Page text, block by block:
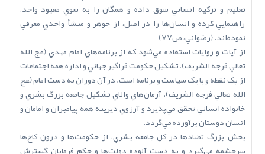
تعليم و تزکيه انساني سوق داده و همگان را به سوي معبود واحد،
راهنمايي کرده و انسان‌ها را در اصل، از جوهر و منشأ واحدي معرفي
نموده‌اند. (رضواني، ص77)
از آيات و روايات استفاده مي‌شود که از برنامه‌هاي امام مهدي (عج ‌الله‌
تعالي‌ فرجه ‌الشريف)، تشکيل حکومت فراگير جهاني و اداره همه اجتماعات
از يک نقطه و با يک سياست و برنامه است. در آن دوران به دست امام (عج
‌الله‌ تعالي‌ فرجه ‌الشريف)، آرمان‌هاي والاي تشکيل جامعه بزرگ بشري و
خانواده انساني تحقق مي‌پذيرد و آرزوي ديرينه همه پيامبران و امامان و
انسان دوستان برآورده مي‌گردد.
بخش بزرگ تضادها در کل جامعه بشري، از حکومت‌ها و درون کاخ‌ها
سرچشمه مي‌گيرد و به دست آلوده دولت‌ها و حکم فرمايان گسترش